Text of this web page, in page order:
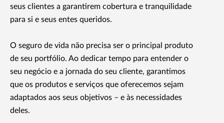
seus clientes a garantirem cobertura e tranquilidade
para si e seus entes queridos.
O seguro de vida não precisa ser o principal produto
de seu portfólio. Ao dedicar tempo para entender o
seu negócio e a jornada do seu cliente, garantimos
que os produtos e serviços que oferecemos sejam
adaptados aos seus objetivos – e às necessidades
deles.